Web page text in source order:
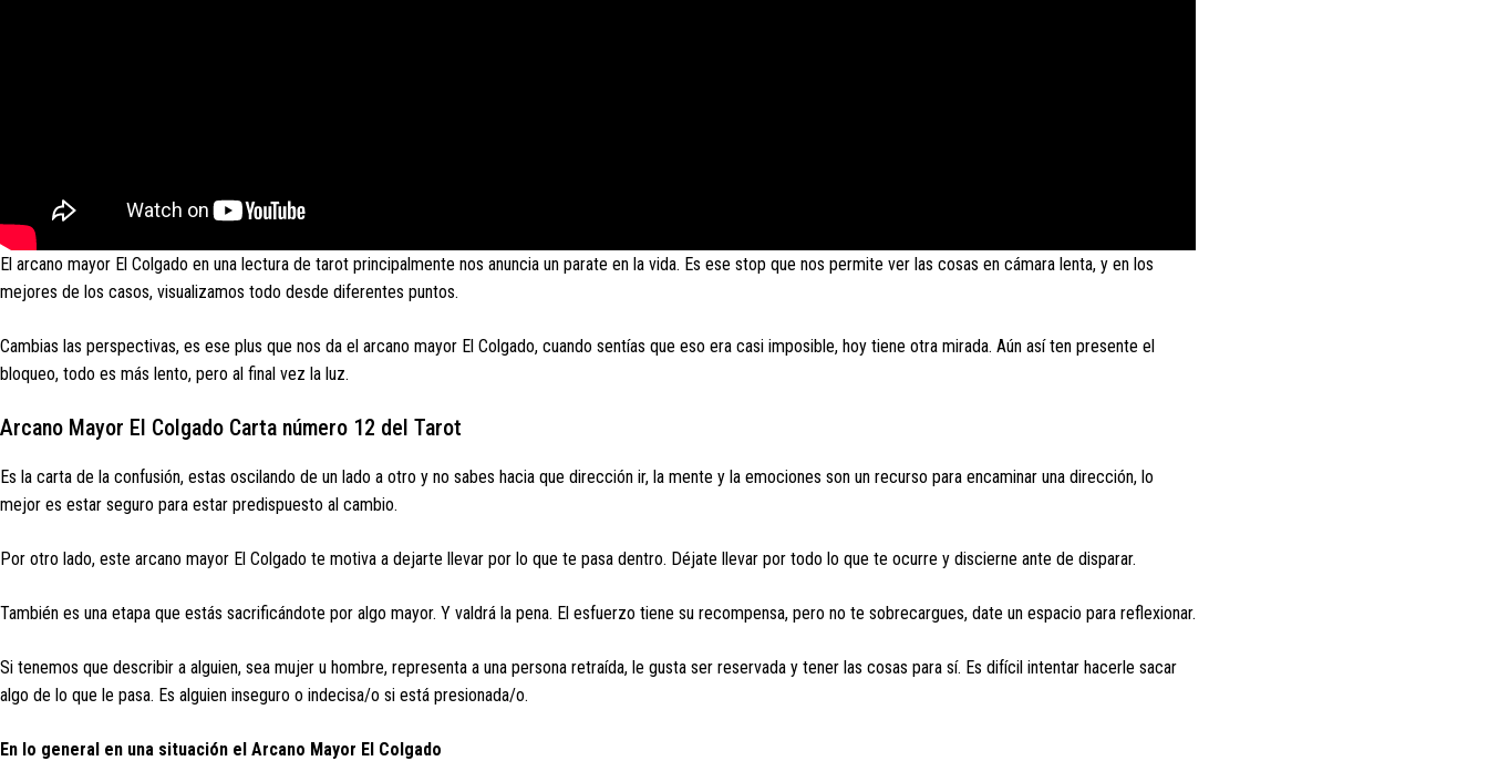
El arcano mayor El Colgado en una lectura de tarot principalmente nos anuncia un parate en la vida. Es ese stop que nos permite ver las cosas en cámara lenta, y en los
mejores de los casos, visualizamos todo desde diferentes puntos.
Cambias las perspectivas, es ese plus que nos da el arcano mayor El Colgado, cuando sentías que eso era casi imposible, hoy tiene otra mirada. Aún así ten presente el
bloqueo, todo es más lento, pero al final vez la luz.
Arcano Mayor El Colgado Carta número 12 del Tarot
Es la carta de la confusión, estas oscilando de un lado a otro y no sabes hacia que dirección ir, la mente y la emociones son un recurso para encaminar una dirección, lo
mejor es estar seguro para estar predispuesto al cambio.
Por otro lado, este arcano mayor El Colgado te motiva a dejarte llevar por lo que te pasa dentro. Déjate llevar por todo lo que te ocurre y discierne ante de disparar.
También es una etapa que estás sacrificándote por algo mayor. Y valdrá la pena. El esfuerzo tiene su recompensa, pero no te sobrecargues, date un espacio para reflexionar.
Si tenemos que describir a alguien, sea mujer u hombre, representa a una persona retraída, le gusta ser reservada y tener las cosas para sí. Es difícil intentar hacerle sacar
algo de lo que le pasa. Es alguien inseguro o indecisa/o si está presionada/o.
En lo general en una situación el Arcano Mayor El Colgado